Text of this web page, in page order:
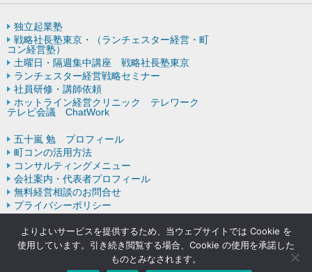
独立起業塾
戦略社長塾東京・（ランチェスター経営・町
コン経営塾）
土曜日・隔週集中講座 戦略社長塾東京
ランチェスター経営戦略セミナー
社員研修・講師依頼
ホットライン経営クリニック テレワーク
テレビ会議 ChatWork
五十嵐 勉 プロフィール
町コンの活用方法
コンサルティングメニュー
会社案内・代表者プロフィール
無料経営相談のお問合せ
プライバシーポリシー
よりよいサービスを提供するため、当ウェブサイトでは Cookie を
使用しています。引き続き閲覧する場合、Cookie の使用を承諾した
ものとみなされます。